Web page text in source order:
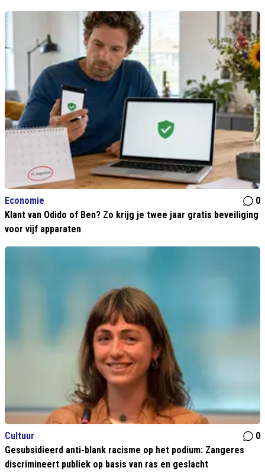
Economie
0
Klant van Odido of Ben? Zo krijg je twee jaar gratis beveiliging
voor vijf apparaten
Cultuur
0
Gesubsidieerd anti-blank racisme op het podium: Zangeres
discrimineert publiek op basis van ras en geslacht